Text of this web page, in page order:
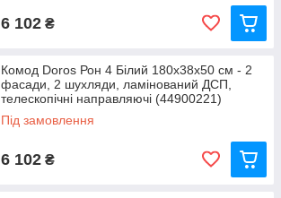
6 102 ₴
Комод Doros Рон 4 Білий 180х38х50 см - 2
фасади, 2 шухляди, ламінований ДСП,
телескопічні направляючі (44900221)
Під замовлення
6 102 ₴